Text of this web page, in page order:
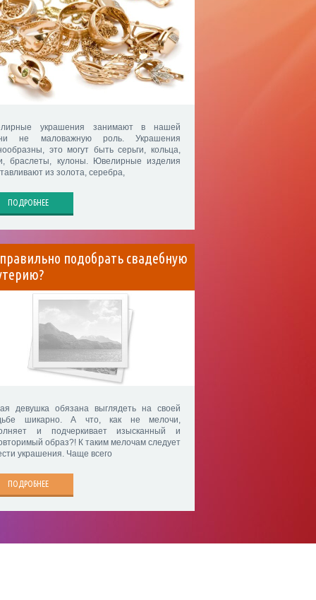
украшения занимают в нашей
не маловажную роль. Украшения
это могут быть серьги, кольца,
браслеты, кулоны. Ювелирные изделия
из золота, серебра,
ПОДРОБНЕЕ
подобрать свадебную
девушка обязана выглядеть на своей
шикарно. А что, как не мелочи,
и подчеркивает изысканный и
образ?! К таким мелочам следует
украшения. Чаще всего
ПОДРОБНЕЕ